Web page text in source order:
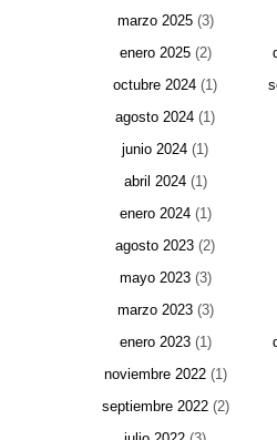
marzo 2025(3)
enero 2025(2)
octubre 2024 (1)
agosto 2024 (1)
junio 2024 (1)
abril 2024(1)
enero 2024(1)
agosto 2023 (2)
mayo 2023(3)
marzo 2023(3)
enero 2023(1)
noviembre 2022(1)
septiembre 2022(2)